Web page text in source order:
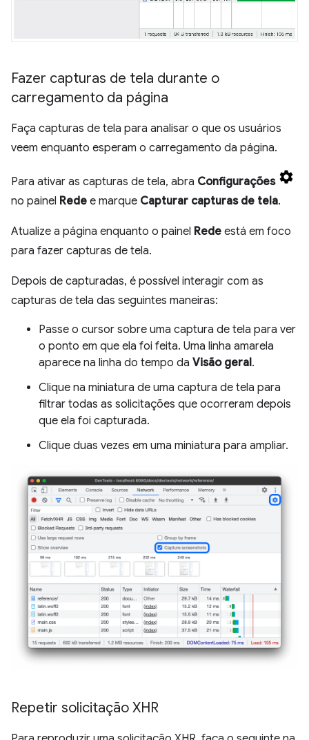
Fazer capturas de tela durante o
carregamento da página
Faça capturas de tela para analisar o que os usuários
veem enquanto esperam o carregamento da página.
Para ativar as capturas de tela, abra Configurações
no painel Rede e marque Capturar capturas de tela.
Atualize a página enquanto o painel Rede está em foco
para fazer capturas de tela.
Depois de capturadas, é possível interagir com as
capturas de tela das seguintes maneiras:
Passe o cursor sobre uma captura de tela para ver
o ponto em que ela foi feita. Uma linha amarela
aparece na linha do tempo da Visão geral.
Clique na miniatura de uma captura de tela para
filtrar todas as solicitações que ocorreram depois
que ela foi capturada.
Clique duas vezes em uma miniatura para ampliar.
Repetir solicitação XHR